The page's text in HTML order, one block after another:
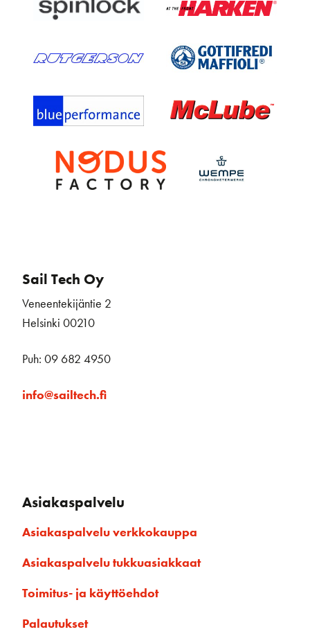
Sail Tech Oy
Veneentekijäntie 2
Helsinki 00210
Puh: 09 682 4950
info@sailtech.fi
Asiakaspalvelu
Asiakaspalvelu verkkokauppa
Asiakaspalvelu tukkuasiakkaat
Toimitus- ja käyttöehdot
Palautukset